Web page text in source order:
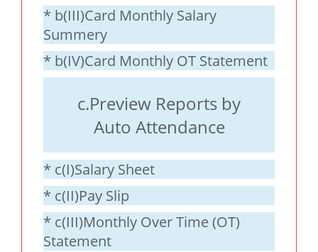
* b(III)Card Monthly Salary
Summery
* b(IV)Card Monthly OT Statement
c.Preview Reports by
Auto Attendance
* c(I)Salary Sheet
* c(II)Pay Slip
* c(III)Monthly Over Time (OT)
Statement